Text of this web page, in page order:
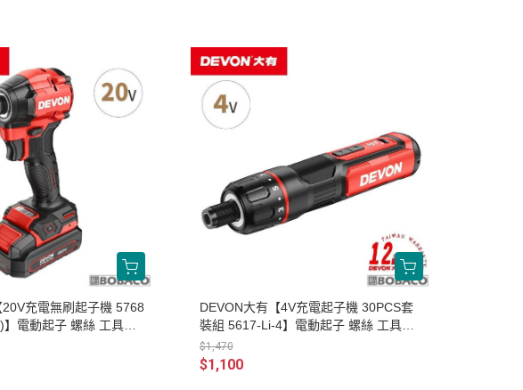
具組
型扳手
充電無刷起子機 5768
電動起子 螺絲 工具機
DEVON大有【4V充電起子機 30PCS套
裝組 5617-Li-4】電動起子 螺絲 工具機
起子組
$1,470
$1,100